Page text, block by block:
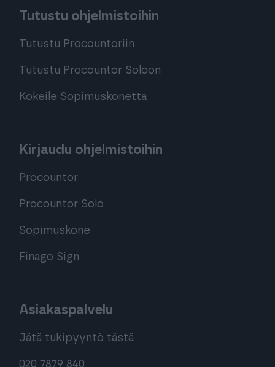
Tutustu ohjelmistoihin
Tutustu Procountoriin
Tutustu Procountor Soloon
Kokeile Sopimuskonetta
Kirjaudu ohjelmistoihin
Procountor
Procountor Solo
Sopimuskone
Finago Sign
Asiakaspalvelu
Jätä tukipyyntö tästä
020 7879 840